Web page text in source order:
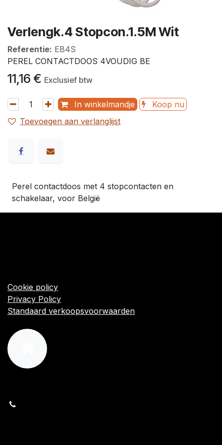
Verlengk.4 Stopcon.1.5M Wit
Referentie: EB4S
PEREL CONTACTDOOS 4VOUDIG BE
11,16 € Exclusief btw
In winkelmandje
Koop nu
Toevoegen aan verlanglijst
Perel contactdoos met 4 stopcontacten en
schakelaar, voor België
Cookie policy
Privacy Policy
Standaard verkoopsvoorwaarden